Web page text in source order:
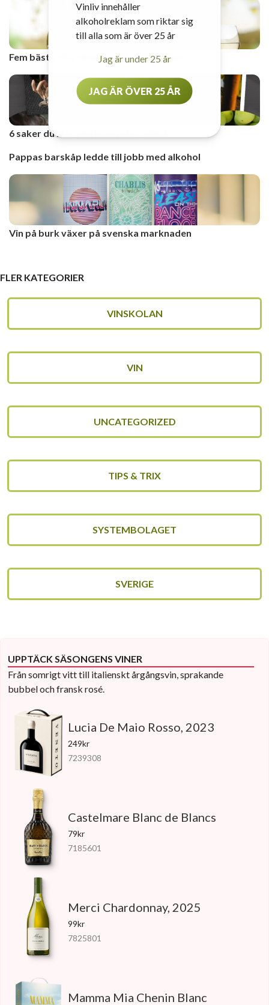
Fem bästa vita vinerna under 80 kronor
6 saker du inte visste om vin – eller?
Pappas barskåp ledde till jobb med alkohol
Vin på burk växer på svenska marknaden
FLER KATEGORIER
VINSKOLAN
VIN
UNCATEGORIZED
TIPS & TRIX
SYSTEMBOLAGET
SVERIGE
UPPTÄCK SÄSONGENS VINER
Från somrigt vitt till italienskt årgångsvin, sprakande
bubbel och fransk rosé.
Lucia De Maio Rosso, 2023
249kr
7239308
Castelmare Blanc de Blancs
79kr
7185601
Merci Chardonnay, 2025
99kr
7825801
Mamma Mia Chenin Blanc
Vinliv innehåller
alkoholreklam som riktar sig
till alla som är över 25 år
Jag är under 25 år
JAG ÄR ÖVER 25 ÅR